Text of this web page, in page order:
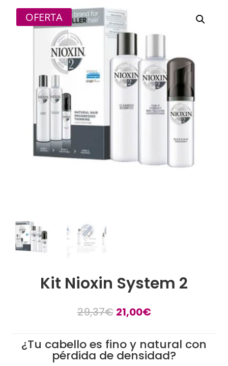
OFERTA
Kit Nioxin System 2
29,37€ El
era:
29,37€.
21,00€El
es:
21,00€.
¿Tu cabello es fino y natural con
pérdida de densidad?